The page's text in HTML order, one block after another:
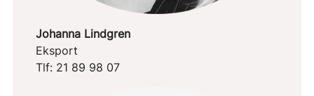
Johanna Lindgren
Eksport
Tlf: 21 89 98 07